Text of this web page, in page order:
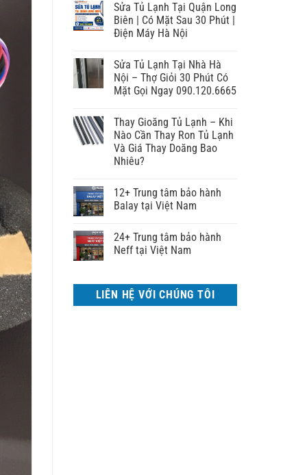
Sửa Tủ Lạnh Tại Quận Long
Biên | Có Mặt Sau 30 Phút |
Điện Máy Hà Nội
Sửa Tủ Lạnh Tại Nhà Hà
Nội – Thợ Giỏi 30 Phút Có
Mặt Gọi Ngay 090.120.6665
Thay Gioăng Tủ Lạnh – Khi
Nào Cần Thay Ron Tủ Lạnh
Và Giá Thay Doăng Bao
Nhiêu?
12+ Trung tâm bảo hành
Balay tại Việt Nam
24+ Trung tâm bảo hành
Neff tại Việt Nam
LIÊN HỆ VỚI CHÚNG TÔI